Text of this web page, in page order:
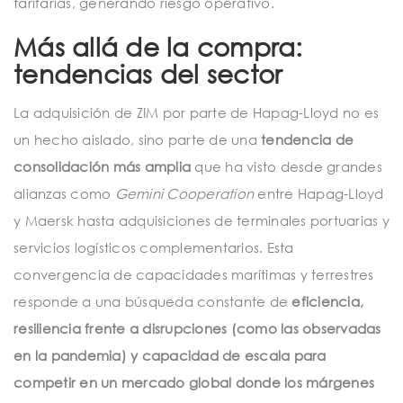
Más allá de la compra:
tendencias del sector
La adquisición de ZIM por parte de Hapag-Lloyd no es
un hecho aislado, sino parte de una tendencia de
consolidación más amplia que ha visto desde grandes
alianzas como Gemini Cooperationentre Hapag-Lloyd
y Maersk hasta adquisiciones de terminales portuarias y
servicios logísticos complementarios. Esta
convergencia de capacidades marítimas y terrestres
responde a una búsqueda constante deeficiencia,
resiliencia frente a disrupciones (como las observadas
en la pandemia) y capacidad de escala para
competir en un mercado global donde los márgenes